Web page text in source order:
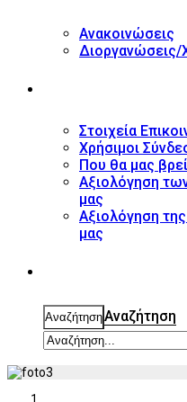
Ανακοινώσεις
Διοργανώσεις/
Στοιχεία
Χρήσιμοι
Που θα μας
Αξιολόγηση
μας
Αξιολόγηση
μας
ΑναζήτησηΑναζήτηση